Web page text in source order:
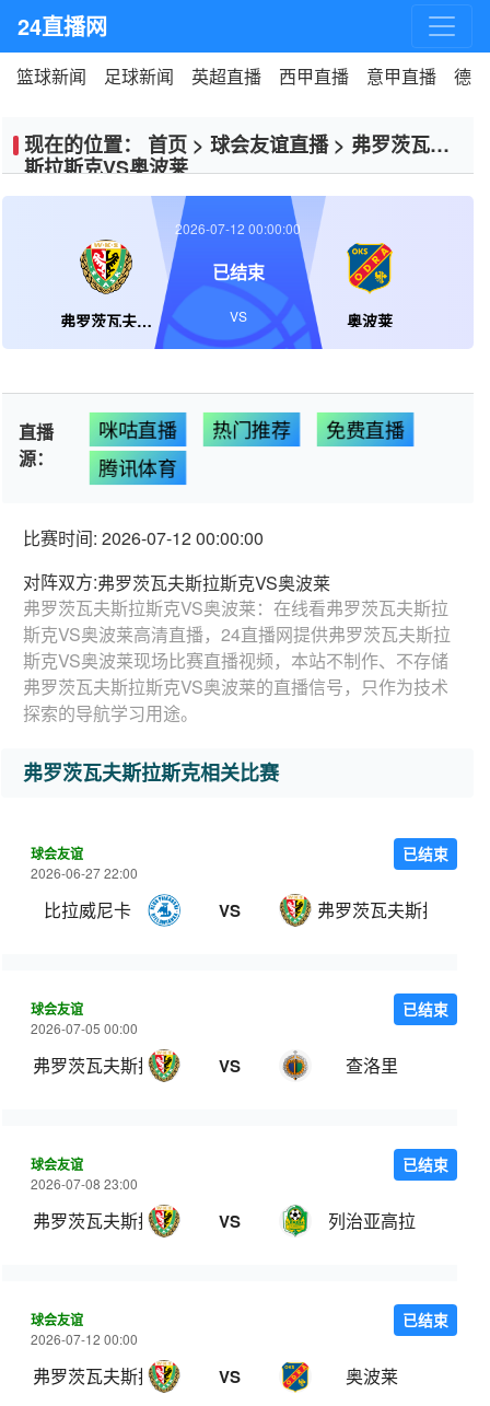
24直播网
篮球新闻 足球新闻 英超直播 西甲直播 意甲直播 德
现在的位置： 首页 > 球会友谊直播> 弗罗茨瓦夫
斯拉斯克VS奥波莱
弗罗茨瓦夫斯拉斯克 奥波莱
2026-07-12 00:00:00
已结束
VS
直播
源：
咪咕直播 热门推荐
免费直播
腾讯体育
比赛时间: 2026-07-12 00:00:00
对阵双方:弗罗茨瓦夫斯拉斯克VS奥波莱
弗罗茨瓦夫斯拉斯克VS奥波莱：在线看弗罗茨瓦夫斯拉
斯克VS奥波莱高清直播，24直播网提供弗罗茨瓦夫斯拉
斯克VS奥波莱现场比赛直播视频，本站不制作、不存储
弗罗茨瓦夫斯拉斯克VS奥波莱的直播信号，只作为技术
探索的导航学习用途。
弗罗茨瓦夫斯拉斯克相关比赛
球会友谊
2026-06-27 22:00
比拉威尼卡 VS 弗罗茨瓦夫斯拉斯克
已结束
球会友谊
2026-07-05 00:00
弗罗茨瓦夫斯拉斯克 VS 查洛里
已结束
球会友谊
2026-07-08 23:00
弗罗茨瓦夫斯拉斯克 VS 列治亚高拉
已结束
球会友谊
2026-07-12 00:00
弗罗茨瓦夫斯拉斯克 VS 奥波莱
已结束